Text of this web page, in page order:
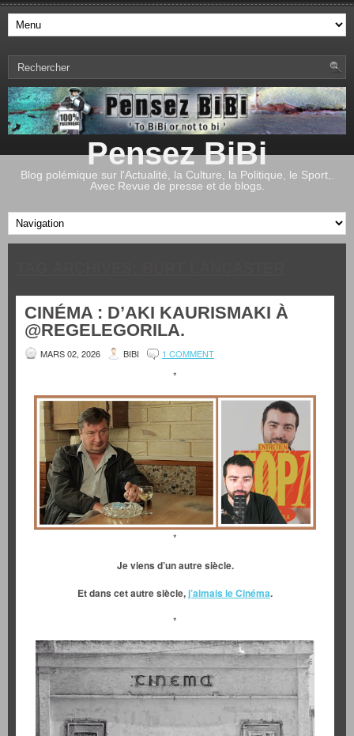
Pensez BiBi
Blog polémique sur l'Actualité, la Culture, la Politique, le Sport,.
Avec Revue de presse et de blogs.
CINÉMA : D’AKI KAURISMAKI À
@REGELEGORILA.
MARS 02, 2026 BIBI 1 COMMENT
*
*
Je viens d’un autre siècle.
Et dans cet autre siècle,j’aimais le Cinéma.
*